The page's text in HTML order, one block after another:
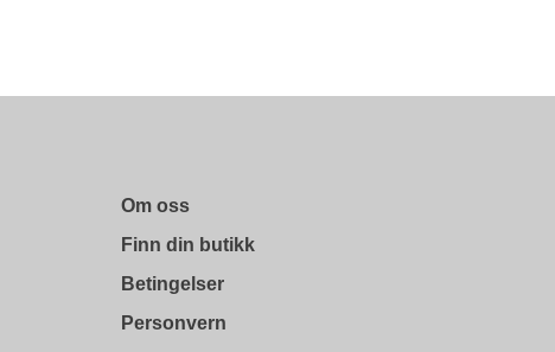
Om oss
Finn din butikk
Betingelser
Personvern